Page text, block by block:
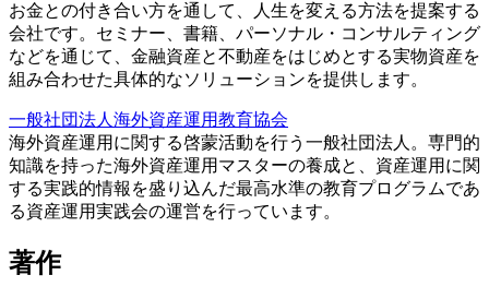
お金との付き合い方を通して、人生を変える方法を提案する
会社です。セミナー、書籍、パーソナル・コンサルティング
などを通じて、金融資産と不動産をはじめとする実物資産を
組み合わせた具体的なソリューションを提供します。
一般社団法人海外資産運用教育協会
海外資産運用に関する啓蒙活動を行う一般社団法人。専門的
知識を持った海外資産運用マスターの養成と、資産運用に関
する実践的情報を盛り込んだ最高水準の教育プログラムであ
る資産運用実践会の運営を行っています。
著作